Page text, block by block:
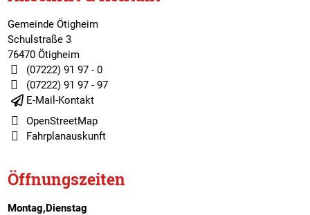
Gemeinde Ötigheim
Schulstraße 3
76470 Ötigheim
(07222) 91 97 - 0
(07222) 91 97 - 97
E-Mail-Kontakt
OpenStreetMap
Fahrplanauskunft
Öffnungszeiten
Montag,Dienstag